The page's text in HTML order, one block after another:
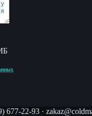
677-22-93 ·